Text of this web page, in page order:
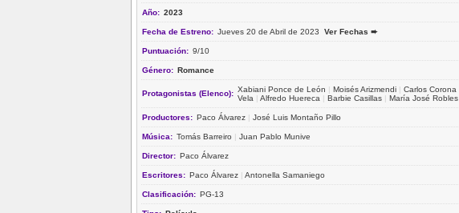
Año: 2023
Fecha de Estreno: Jueves 20 de Abril de 2023 Ver Fechas ➨
Puntuación: 9/10
Género: Romance
Protagonistas (Elenco): Xabiani Ponce de León | Moisés Arizmendi | Carlos Corona
Vela | Alfredo Huereca | Barbie Casillas | María José Robles
Productores: Paco Álvarez | José Luis Montaño Pillo
Música: Tomás Barreiro | Juan Pablo Munive
Director: Paco Álvarez
Escritores: Paco Álvarez | Antonella Samaniego
Clasificación: PG-13